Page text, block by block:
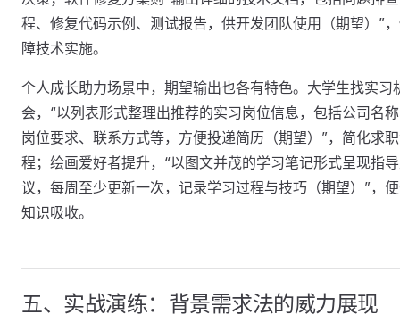
程、修复代码示例、测试报告，供开发团队使用（期望）”
障技术实施。
个人成长助力场景中，期望输出也各有特色。大学生找实习
会，“以列表形式整理出推荐的实习岗位信息，包括公司名
岗位要求、联系方式等，方便投递简历（期望）”，简化求
程；绘画爱好者提升，“以图文并茂的学习笔记形式呈现指
议，每周至少更新一次，记录学习过程与技巧（期望）”，
知识吸收。
五、实战演练：背景需求法的威力展现